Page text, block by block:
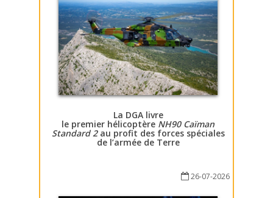
La DGA livre
le premier hélicoptère NH90 Caïman
Standard 2au profit des forces spéciales
de l’armée de Terre
26-07-2026